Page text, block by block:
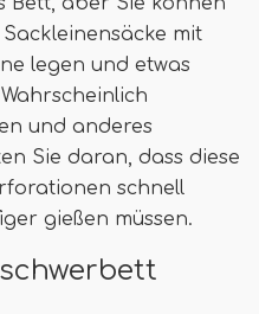
mit
legen und etwas
und anderes
Sie daran, dass diese
schnell
gießen müssen.